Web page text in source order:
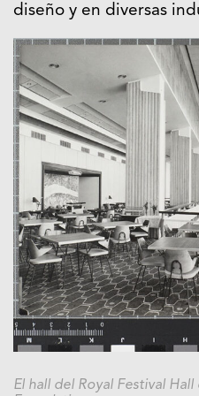
diseño y en diversas
El hall del Royal Festival